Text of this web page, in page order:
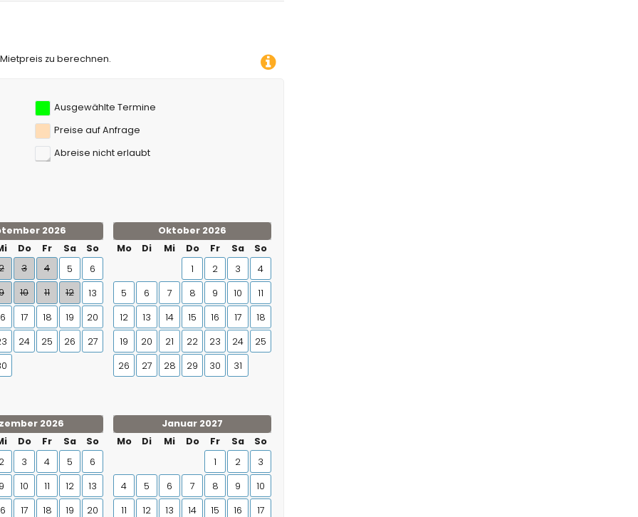
zu berechnen.
Ausgewählte Termine
Preise auf Anfrage
Abreise nicht erlaubt
2026
Do Fr Sa
So
3 4 5
6
10 11 12
13
17 18 19
20
24 25 26
27
Oktober 2026
Mo
Di Mi Do Fr Sa
So
1
2 3
4
5
6 7 8 9 10
11
12
13 14 15 16 17
18
19
20 21 22 23 24
25
26
27 28 29 30 31
2026
Do Fr Sa
So
2 3 4 5
6
9 10 11 12
13
17 18 19
20
Januar 2027
Mo
Di Mi Do Fr Sa
So
1
2
3
4
5 6 7 8 9
10
11
12 13 14 15 16
17